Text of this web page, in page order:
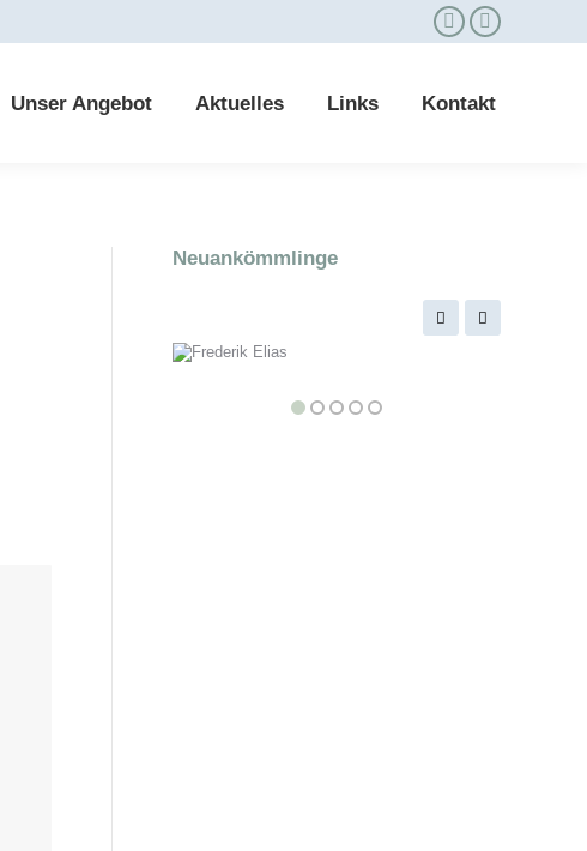
Unser Angebot Aktuelles Links Kontakt
Neuankömmlinge